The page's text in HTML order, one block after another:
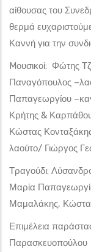
αίθουσας του
θερμά
Καννή για την
Mουσικοί: Φώτης
Παναγόπουλος
Παπαγεωργίου
Κρήτης &
Κώστας
λαούτο/ Γιώργος
Τραγούδι:
Μαρία
Μαμαλάκης,
Επιμέλεια
Παρασκευοπούλου